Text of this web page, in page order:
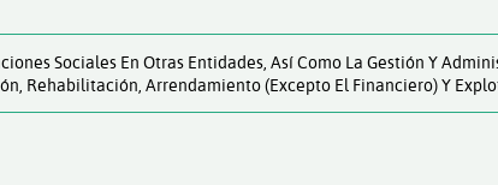
Sociales En Otras Entidades, Así Como La Gestión Y
Rehabilitación, Arrendamiento (excepto El Financiero) Y